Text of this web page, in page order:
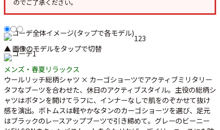
のでご了承ください。
123
▲ 画像のモデルをタップで切替
メンズ・春夏リラックス
ウールリッチ総柄シャツ × カーゴショーツでアクティブミリタリー
タフなブーツを合わせた、休日のアクティブスタイル。主役の総柄シ
ャツはボタンを開けてラフに、インナーなしで肌をのぞかせて抜け
感を演出。ボトムスは軽やかなタンのカーゴショーツを選び、足元
はブラックのレースアップブーツで引き締めて。グレーのビーニー